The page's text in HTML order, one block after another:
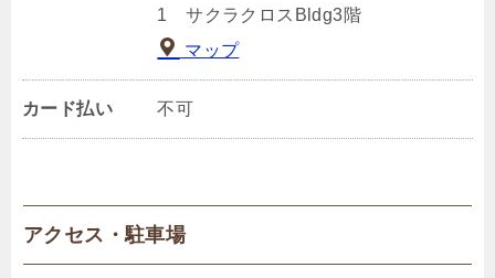
1 サクラクロスBldg3階
マップ
カード払い 不可
アクセス・駐車場